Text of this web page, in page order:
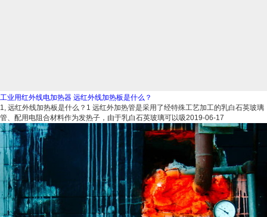
工业用红外线电加热器 远红外线加热板是什么？
1, 远红外线加热板是什么？1 远红外加热管是采用了经特殊工艺加工的乳白石英玻璃
管、配用电阻合材料作为发热子，由于乳白石英玻璃可以吸2019-06-17